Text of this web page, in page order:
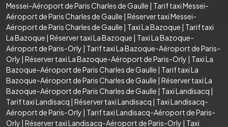
Messei-Aéroport de Paris Charles de Gaulle | Tarif taxi Messei-
Aéroport de Paris Charles de Gaulle | Réserver taxi Messei-
Aéroport de Paris Charles de Gaulle | Taxi La Bazoque | Tarif taxi
La Bazoque | Réserver taxi La Bazoque | Taxi La Bazoque-
Aéroport de Paris-Orly | Tarif taxi La Bazoque-Aéroport de Paris-
Orly | Réserver taxi La Bazoque-Aéroport de Paris-Orly | Taxi La
Bazoque-Aéroport de Paris Charles de Gaulle | Tarif taxi La
Bazoque-Aéroport de Paris Charles de Gaulle | Réserver taxi La
Bazoque-Aéroport de Paris Charles de Gaulle | Taxi Landisacq |
Tarif taxi Landisacq | Réserver taxi Landisacq | Taxi Landisacq-
Aéroport de Paris-Orly | Tarif taxi Landisacq-Aéroport de Paris-
Orly | Réserver taxi Landisacq-Aéroport de Paris-Orly | Taxi